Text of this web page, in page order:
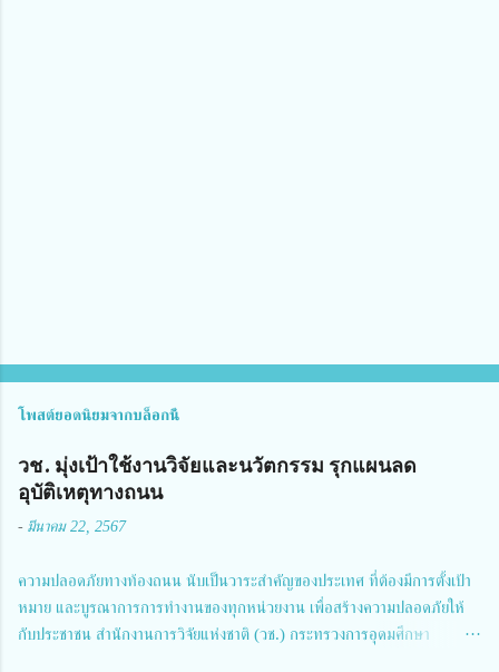
โพสต์ยอดนิยมจากบล็อกนี้
วช. มุ่งเป้าใช้งานวิจัยและนวัตกรรม รุกแผนลด
อุบัติเหตุทางถนน
- มีนาคม 22, 2567
ความปลอดภัยทางท้องถนน นับเป็นวาระสำคัญของประเทศ ที่ต้องมีการตั้งเป้า
หมาย และบูรณาการการทำงานของทุกหน่วยงาน เพื่อสร้างความปลอดภัยให้
กับประชาชน สำนักงานการวิจัยแห่งชาติ (วช.) กระทรวงการอุดมศึกษา